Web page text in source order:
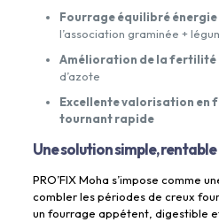
Fourrage équilibré
l’association graminée +
Amélioration de la fertilité
d’azote
Excellente valorisation en
tournant rapide
Une solution simple,
PRO’FIX Moha s’impose comme
combler les périodes de creux
un fourrage appétent, digestible